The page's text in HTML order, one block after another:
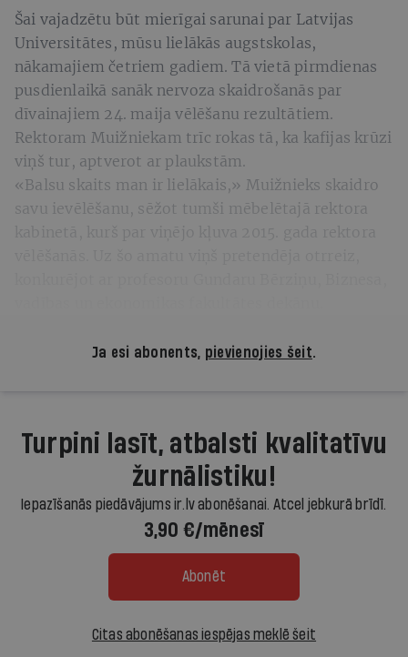
Šai vajadzētu būt mierīgai sarunai par Latvijas
Universitātes, mūsu lielākās augstskolas,
nākamajiem četriem gadiem. Tā vietā pirmdienas
pusdienlaikā sanāk nervoza skaidrošanās par
dīvainajiem 24. maija vēlēšanu rezultātiem.
Rektoram Muižniekam trīc rokas tā, ka kafijas krūzi
viņš tur, aptverot ar plaukstām.
«Balsu skaits man ir lielākais,» Muižnieks skaidro
savu ievēlēšanu, sēžot tumši mēbelētajā rektora
Ja esi abonents, pievienojies šeit.
Turpini lasīt, atbalsti kvalitatīvu
žurnālistiku!
Iepazīšanās piedāvājums ir.lv abonēšanai. Atcel jebkurā brīdī.
3,90 €/mēnesī
Abonēt
Citas abonēšanas iespējas meklē šeit